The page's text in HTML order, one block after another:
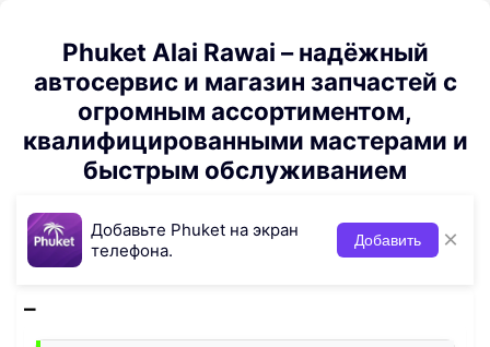
Phuket Alai Rawai – надёжный
автосервис и магазин запчастей с
огромным ассортиментом,
квалифицированными мастерами и
быстрым обслуживанием
Добавьте Phuket на экран
телефона.
Добавить ×